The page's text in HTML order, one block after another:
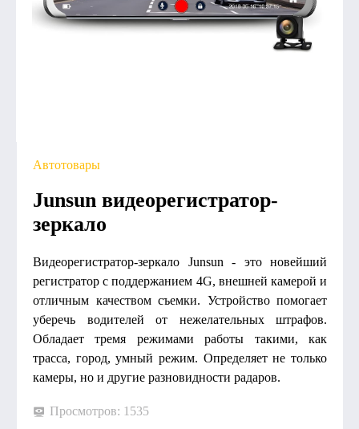
Автотовары
Junsun видеорегистратор-
зеркало
Видеорегистратор-зеркало Junsun - это новейший
регистратор с поддержанием 4G, внешней камерой и
отличным качеством съемки. Устройство помогает
уберечь водителей от нежелательных штрафов.
Обладает тремя режимами работы такими, как
трасса, город, умный режим. Определяет не только
камеры, но и другие разновидности радаров.
Просмотров: 1535